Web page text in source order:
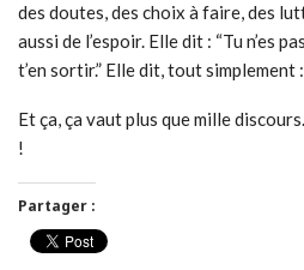
des doutes, des choix à faire, des
aussi de l’espoir. Elle dit : “Tu n’es
t’en sortir.” Elle dit, tout simplement
Et ça, ça vaut plus que mille
!
Partager :